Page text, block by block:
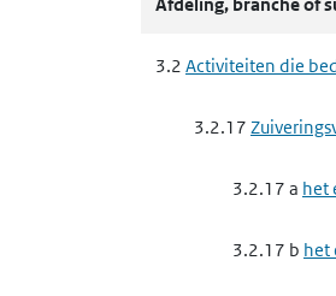
magnesiumoxide
3.3.8
3.3.8 a het
3.3.8 b het
3.2 Activiteiten die
3.2.17
3.2.17 a het
3.2.17 b het